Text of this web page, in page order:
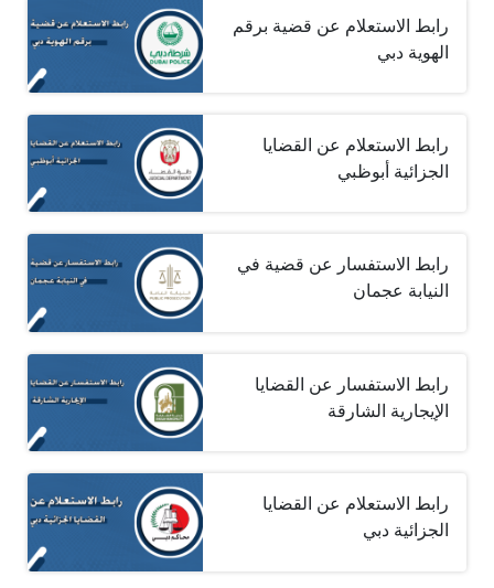
رابط الاستعلام عن قضية برقم
الهوية دبي
رابط الاستعلام عن القضايا
الجزائية أبوظبي
رابط الاستفسار عن قضية في
النيابة عجمان
رابط الاستفسار عن القضايا
الإيجارية الشارقة
رابط الاستعلام عن القضايا
الجزائية دبي